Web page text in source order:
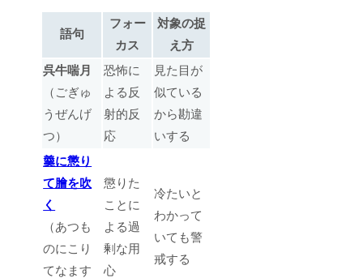
語句
フォー
カス
対象の捉
え方
呉牛喘月
（ごぎゅ
うぜんげ
つ）
恐怖に
よる反
射的反
応
見た目が
似ている
から勘違
いする
羹に懲り
て膾を吹
く
（あつも
のにこり
てなます
懲りた
ことに
よる過
剰な用
心
冷たいと
わかって
いても警
戒する